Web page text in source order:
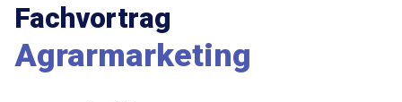
Fachvortrag
Agrarmarketing